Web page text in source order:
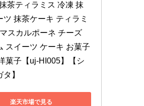
茶ティラミス 冷凍 抹
ツ 抹茶ケーキ ティラミ
スカルポーネ チーズ
スイーツ ケーキ お菓子
菓子【uj-HI005】【シ
】
楽天市場で見る